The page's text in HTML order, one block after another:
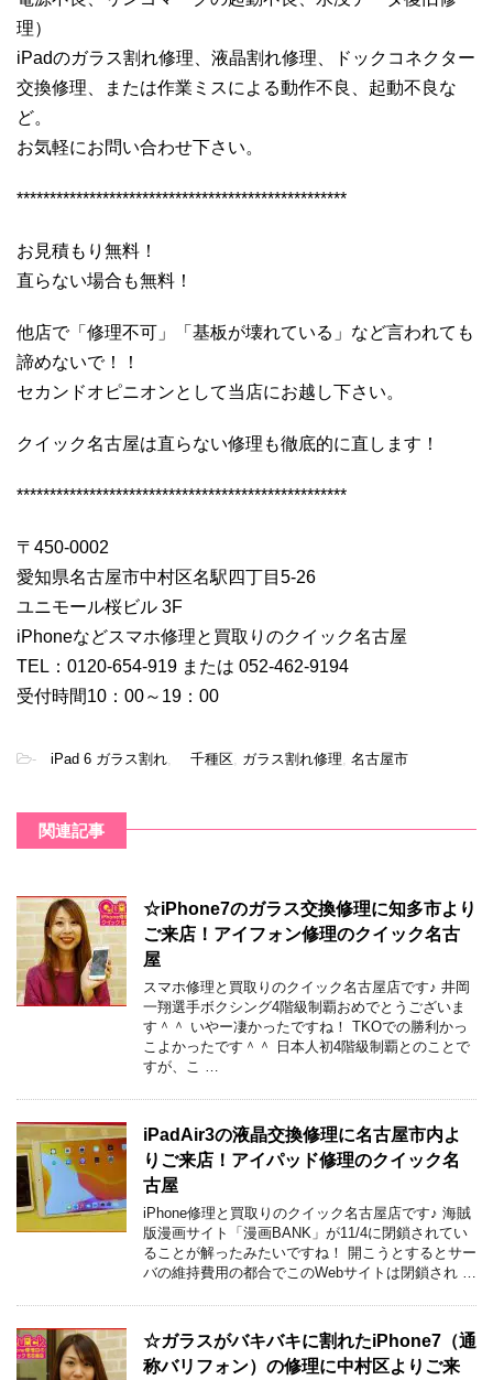
理）
iPadのガラス割れ修理、液晶割れ修理、ドックコネクター
交換修理、または作業ミスによる動作不良、起動不良な
ど。
お気軽にお問い合わせ下さい。
**************************************************
お見積もり無料！
直らない場合も無料！
他店で「修理不可」「基板が壊れている」など言われても
諦めないで！！
セカンドオピニオンとして当店にお越し下さい。
クイック名古屋は直らない修理も徹底的に直します！
**************************************************
〒450-0002
愛知県名古屋市中村区名駅四丁目5-26
ユニモール桜ビル 3F
iPhoneなどスマホ修理と買取りのクイック名古屋
TEL：0120-654-919 または 052-462-9194
受付時間10：00～19：00
- iPad 6 ガラス割れ 千種区 ガラス割れ修理 名古屋市
関連記事
☆iPhone7のガラス交換修理に知多市より
ご来店！アイフォン修理のクイック名古
屋
スマホ修理と買取りのクイック名古屋店です♪ 井岡
一翔選手ボクシング4階級制覇おめでとうございま
す＾＾ いやー凄かったですね！ TKOでの勝利かっ
こよかったです＾＾ 日本人初4階級制覇とのことで
すが、こ …
iPadAir3の液晶交換修理に名古屋市内よ
りご来店！アイパッド修理のクイック名
古屋
iPhone修理と買取りのクイック名古屋店です♪ 海賊
版漫画サイト「漫画BANK」が11/4に閉鎖されてい
ることが解ったみたいですね！ 開こうとするとサー
バの維持費用の都合でこのWebサイトは閉鎖され …
☆ガラスがバキバキに割れたiPhone7（通
称バリフォン）の修理に中村区よりご来